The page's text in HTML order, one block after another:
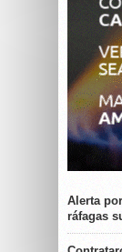
Alerta
ráfagas